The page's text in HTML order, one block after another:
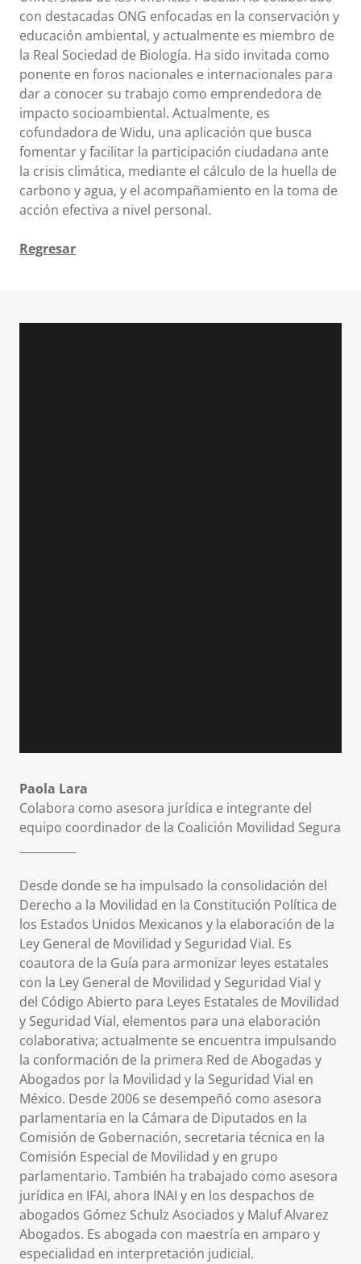
con destacadas ONG enfocadas en la conservación y
educación ambiental, y actualmente es miembro de
la Real Sociedad de Biología. Ha sido invitada como
ponente en foros nacionales e internacionales para
dar a conocer su trabajo como emprendedora de
impacto socioambiental. Actualmente, es
cofundadora de Widu, una aplicación que busca
fomentar y facilitar la participación ciudadana ante
la crisis climática, mediante el cálculo de la huella de
carbono y agua, y el acompañamiento en la toma de
acción efectiva a nivel personal.
Regresar
Paola Lara
Colabora como asesora jurídica e integrante del
equipo coordinador de la Coalición Movilidad Segura
Desde donde se ha impulsado la consolidación del
Derecho a la Movilidad en la Constitución Política de
los Estados Unidos Mexicanos y la elaboración de la
Ley General de Movilidad y Seguridad Vial. Es
coautora de la Guía para armonizar leyes estatales
con la Ley General de Movilidad y Seguridad Vial y
del Código Abierto para Leyes Estatales de Movilidad
y Seguridad Vial, elementos para una elaboración
colaborativa; actualmente se encuentra impulsando
la conformación de la primera Red de Abogadas y
Abogados por la Movilidad y la Seguridad Vial en
México. Desde 2006 se desempeñó como asesora
parlamentaria en la Cámara de Diputados en la
Comisión de Gobernación, secretaria técnica en la
Comisión Especial de Movilidad y en grupo
parlamentario. También ha trabajado como asesora
jurídica en IFAI, ahora INAI y en los despachos de
abogados Gómez Schulz Asociados y Maluf Alvarez
Abogados. Es abogada con maestría en amparo y
especialidad en interpretación judicial.